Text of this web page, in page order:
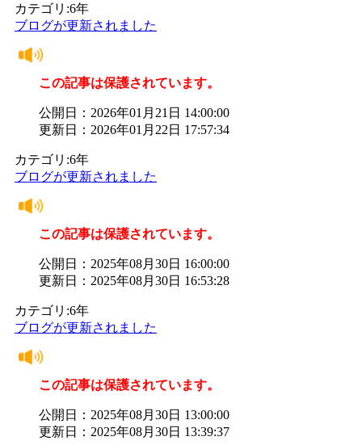
カテゴリ:6年
ブログが更新されました
この記事は保護されています。
公開日：2026年01月21日 14:00:00
更新日：2026年01月22日 17:57:34
カテゴリ:6年
ブログが更新されました
この記事は保護されています。
公開日：2025年08月30日 16:00:00
更新日：2025年08月30日 16:53:28
カテゴリ:6年
ブログが更新されました
この記事は保護されています。
公開日：2025年08月30日 13:00:00
更新日：2025年08月30日 13:39:37